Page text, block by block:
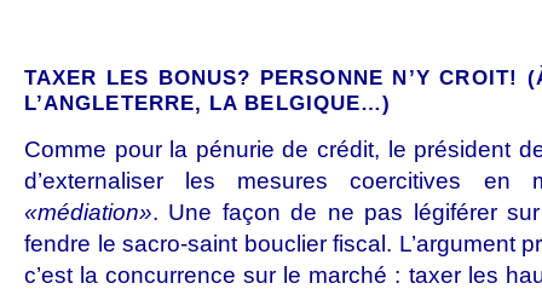
TAXER LES BONUS? PERSONNE N’Y CROIT!
L’ANGLETERRE, LA BELGIQUE…)
Comme pour la pénurie de crédit, le président
d’externaliser les mesures coercitives
«médiation». Une façon de ne pas légiférer
fendre le sacro-saint bouclier fiscal. L’argument
c’est la concurrence sur le marché : taxer les